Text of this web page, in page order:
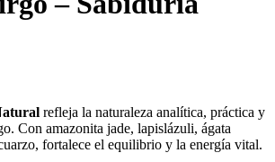
€.
refleja la naturaleza analítica, práctica y
Con amazonita jade, lapislázuli, ágata
fortalece el equilibrio y la energía vital.